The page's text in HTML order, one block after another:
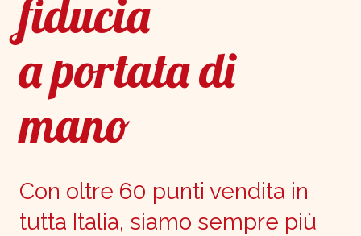
fiducia
a portata di
mano
Con oltre 60 punti vendita in
tutta Italia, siamo sempre più